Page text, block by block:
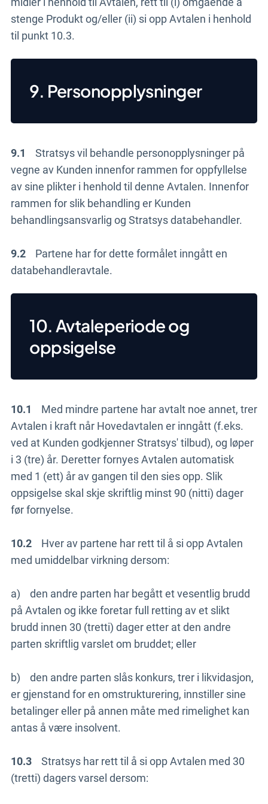
stenge Produkt og/eller (ii) si opp Avtalen i henhold
til punkt 10.3.
9. Personopplysninger
9.1
Stratsys vil behandle personopplysninger på
vegne av Kunden innenfor rammen for oppfyllelse
av sine plikter i henhold til denne Avtalen. Innenfor
rammen for slik behandling er Kunden
behandlingsansvarlig og Stratsys databehandler.
9.2
Partene har for dette formålet inngått en
databehandleravtale.
10. Avtaleperiode og
oppsigelse
10.1
Med mindre partene har avtalt noe annet, trer
Avtalen i kraft når Hovedavtalen er inngått (f.eks.
ved at Kunden godkjenner Stratsys' tilbud), og løper
i 3 (tre) år. Deretter fornyes Avtalen automatisk
med 1 (ett) år av gangen til den sies opp. Slik
oppsigelse skal skje skriftlig minst 90 (nitti) dager
før fornyelse.
10.2
Hver av partene har rett til å si opp Avtalen
med umiddelbar virkning dersom:
a) den andre parten har begått et vesentlig brudd
på Avtalen og ikke foretar full retting av et slikt
brudd innen 30 (tretti) dager etter at den andre
parten skriftlig varslet om bruddet; eller
b) den andre parten slås konkurs, trer i likvidasjon,
er gjenstand for en omstrukturering, innstiller sine
betalinger eller på annen måte med rimelighet kan
antas å være insolvent.
10.3
Stratsys har rett til å si opp Avtalen med 30
(tretti) dagers varsel dersom: